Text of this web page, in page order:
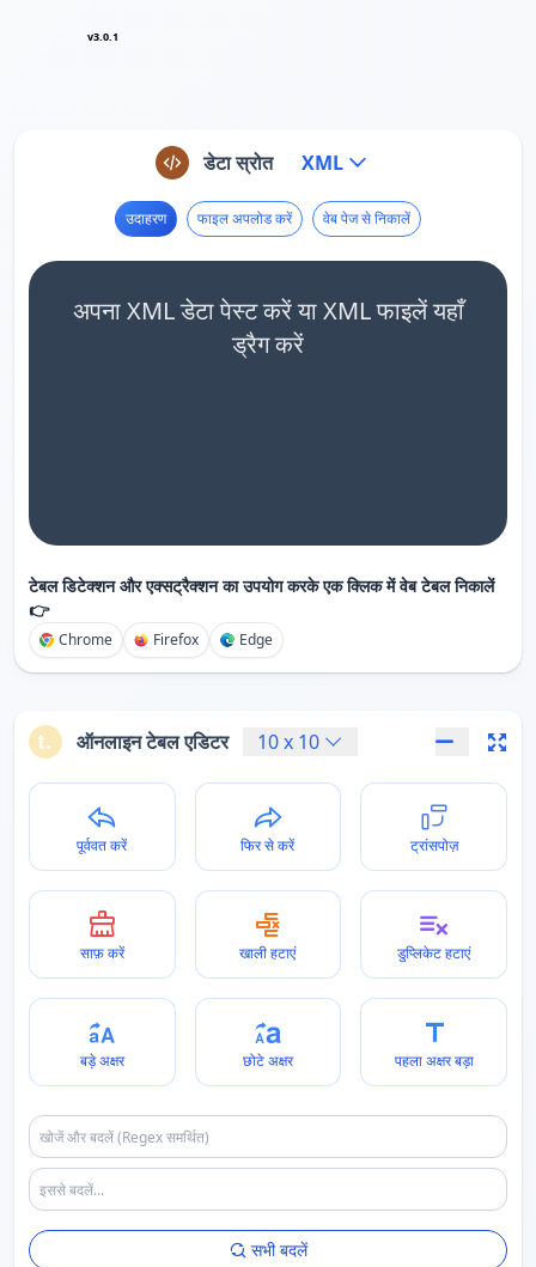
v3.0.1
डेटा स्रोत XML
उदाहरण फाइल अपलोड करें वेब पेज से निकालें
अपना XML डेटा पेस्ट करें या XML फाइलें यहाँ
ड्रैग करें
टेबल डिटेक्शन और एक्सट्रैक्शन का उपयोग करके एक क्लिक में वेब टेबल निकालें
👉
Chrome Firefox Edge
ऑनलाइन टेबल एडिटर 10x 10
पूर्ववत करें फिर से करें ट्रांसपोज़
साफ़ करें खाली हटाएं डुप्लिकेट हटाएं
बड़े अक्षर छोटे अक्षर पहला अक्षर बड़ा
सभी बदलें